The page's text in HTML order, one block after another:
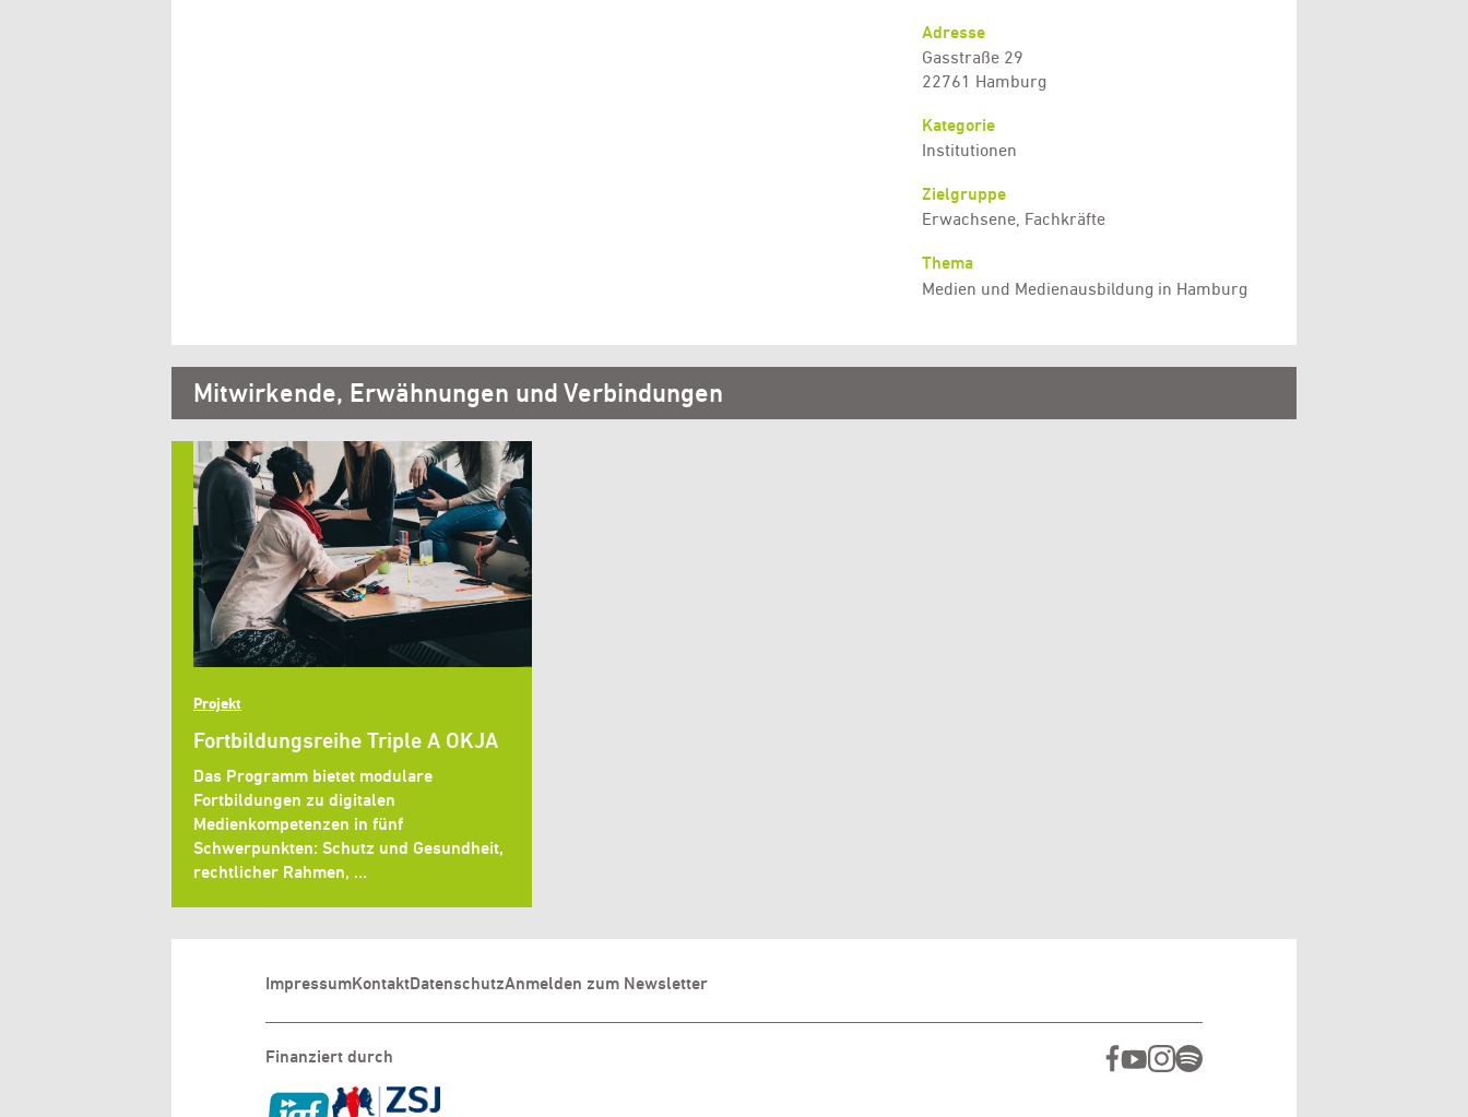
Adresse
Gasstraße 29
22761 Hamburg
Kategorie
Institutionen
Zielgruppe
Erwachsene, Fachkräfte
Thema
Medien und Medienausbildung in Hamburg
Mitwirkende, Erwähnungen und Verbindungen
Projekt
Fortbildungsreihe Triple A OKJA
Das Programm bietet modulare
Fortbildungen zu digitalen
Medienkompetenzen in fünf
Schwerpunkten: Schutz und Gesundheit,
rechtlicher Rahmen, …
ImpressumKontaktDatenschutzAnmelden zum Newsletter
Finanziert durch